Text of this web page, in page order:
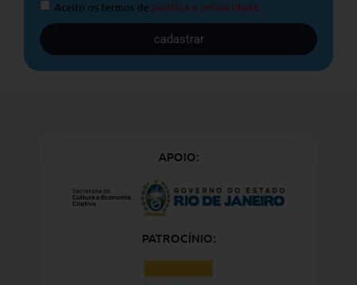
Aceito os termos de política e privacidade.
cadastrar
APOIO:
PATROCÍNIO: